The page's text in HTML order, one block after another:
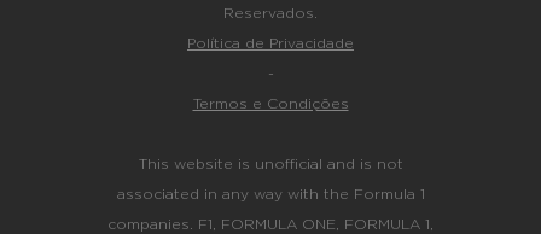
Reservados.
Política de Privacidade
-
Termos e Condições
This website is unofficial and is not
associated in any way with the Formula 1
companies. F1, FORMULA ONE, FORMULA 1,